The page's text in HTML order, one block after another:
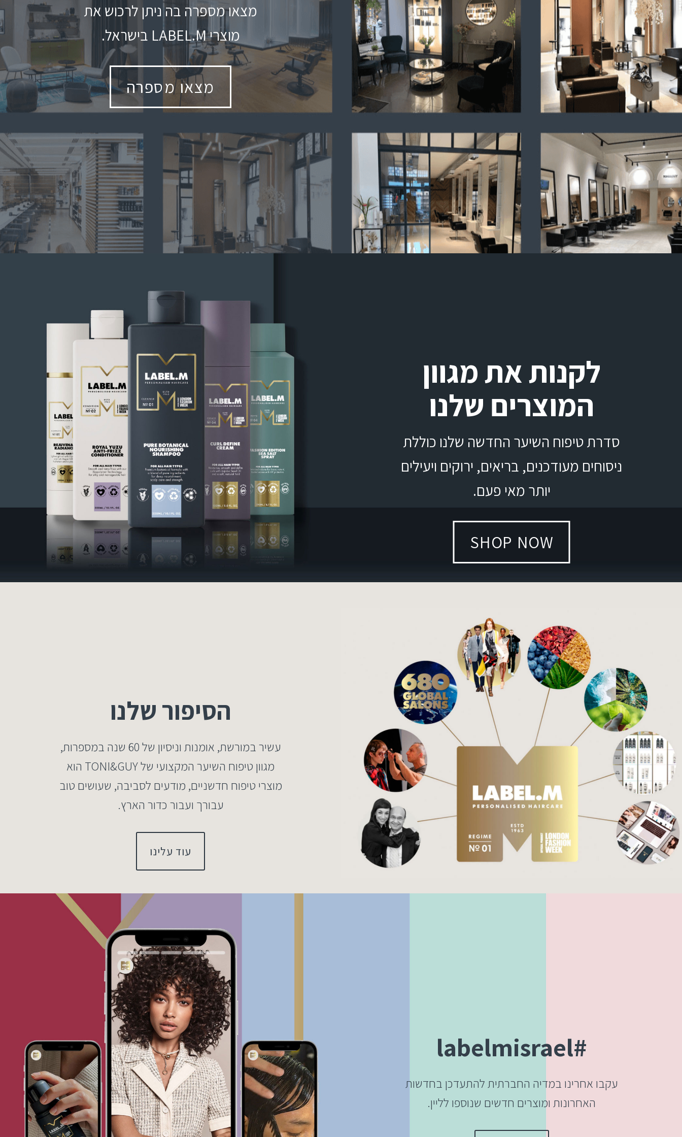
מצאו מספרה בה ניתן לרכוש את
מוצרי LABEL.M בישראל.
מצאו מספרה
לקנות את מגוון
המוצרים שלנו
סדרת טיפוח השיער החדשה שלנו כוללת
ניסוחים מעודכנים, בריאים, ירוקים ויעילים
יותר מאי פעם.
SHOP NOW
הסיפור שלנו
עשיר במורשת, אומנות וניסיון של 60 שנה במספרות,
מגוון טיפוח השיער המקצועי של TONI&GUY הוא
מוצרי טיפוח חדשניים, מודעים לסביבה, שעושים טוב
עבורך ועבור כדור הארץ.
עוד עלינו
#labelmisrael
עקבו אחרינו במדיה החברתית להתעדכן בחדשות
האחרונות ומוצרים חדשים שנוספו לליין.